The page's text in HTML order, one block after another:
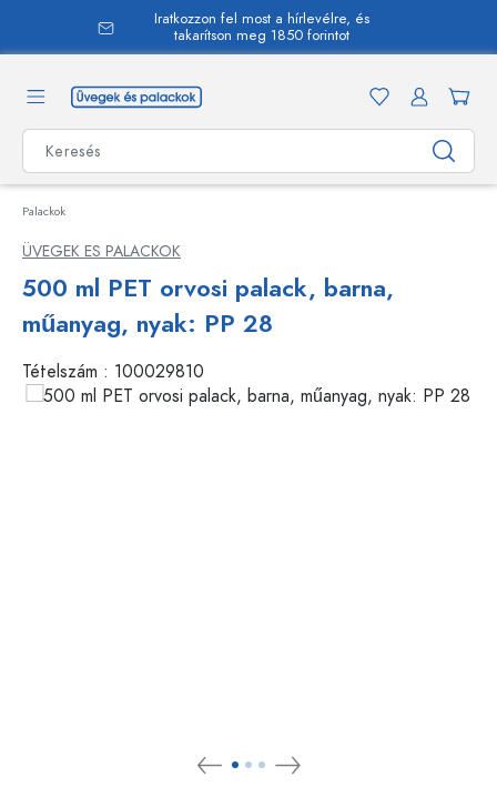
Iratkozzon fel most a hírlevélre, és
takarítson meg 1850 forintot
Palackok
ÜVEGEK ES PALACKOK
500 ml PET orvosi palack, barna,
műanyag, nyak: PP 28
Tételszám : 100029810